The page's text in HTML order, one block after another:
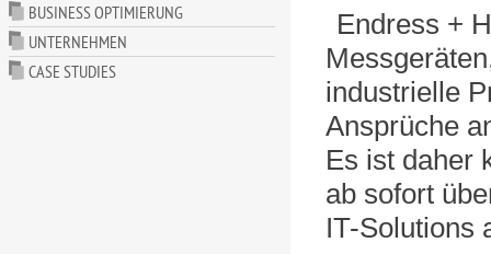
BUSINESS OPTIMIERUNG
UNTERNEHMEN
CASE STUDIES
Endress +
industrielle
Ansprüche
Es ist daher
ab sofort
IT-Solutions